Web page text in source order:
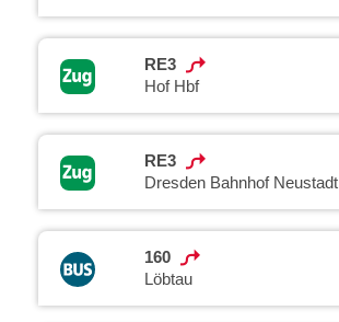
RE3
Hof Hbf
RE3
Dresden Bahnhof Neustadt
160
Löbtau